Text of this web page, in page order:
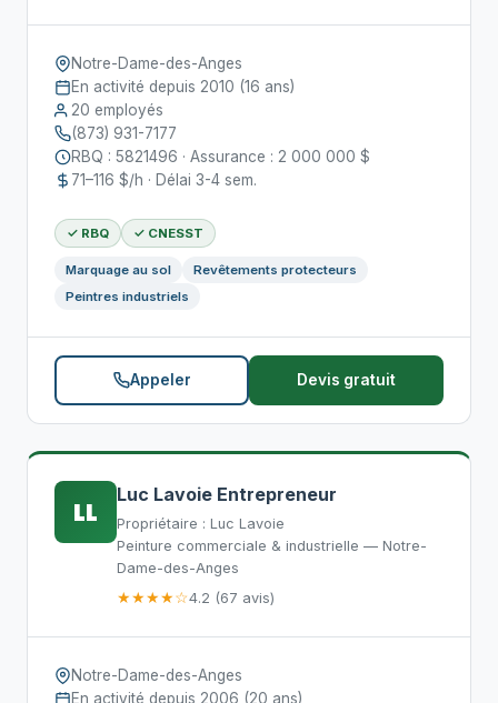
Notre-Dame-des-Anges
En activité depuis 2010 (16 ans)
20 employés
(873) 931-7177
RBQ : 5821496 · Assurance : 2 000 000 $
71–116 $/h · Délai 3-4 sem.
✓ RBQ ✓ CNESST
Marquage au sol
Revêtements protecteurs
Peintres industriels
Appeler Devis gratuit
LL
Luc Lavoie Entrepreneur
Propriétaire : Luc Lavoie
Peinture commerciale & industrielle — Notre-
Dame-des-Anges
★★★★☆4.2 (67 avis)
Notre-Dame-des-Anges
En activité depuis 2006 (20 ans)